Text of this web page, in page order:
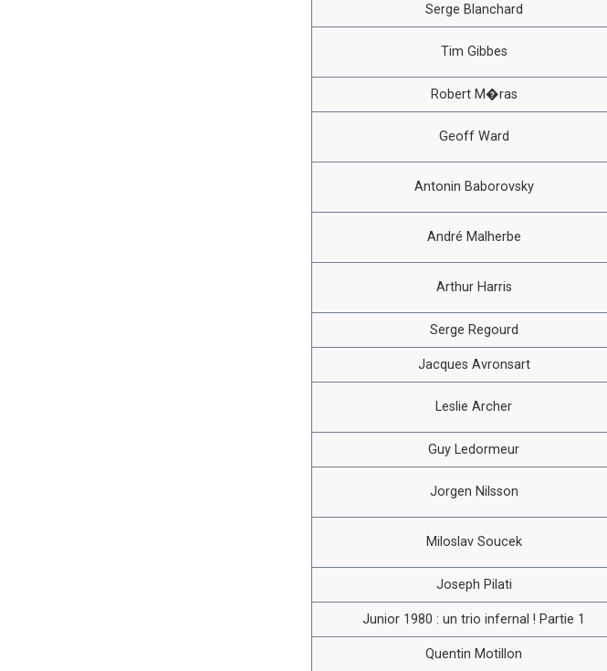
Serge Blanchard
Tim Gibbes
Robert M�ras
Geoff Ward
Antonin Baborovsky
André Malherbe
Arthur Harris
Serge Regourd
Jacques Avronsart
Leslie Archer
Guy Ledormeur
Jorgen Nilsson
Miloslav Soucek
Joseph Pilati
Junior 1980 : un trio infernal ! Partie 1
Quentin Motillon